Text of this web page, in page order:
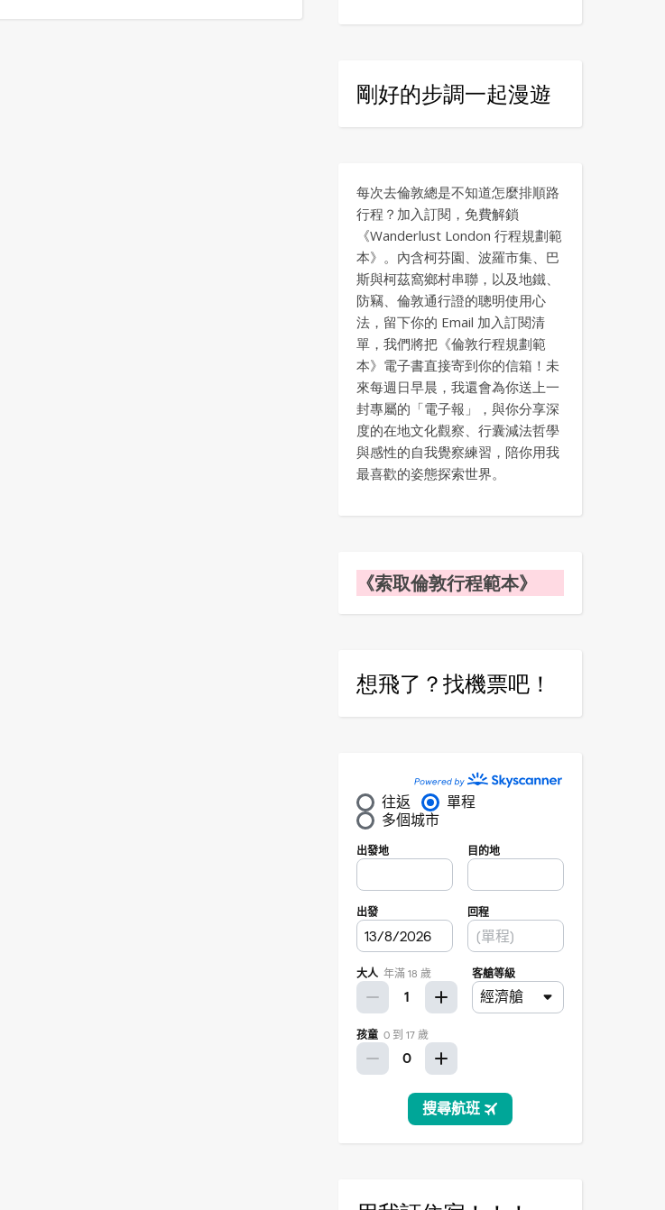
剛好的步調一起漫遊
每次去倫敦總是不知道怎麼排順路
行程？加入訂閱，免費解鎖
《Wanderlust London 行程規劃範
本》。內含柯芬園、波羅市集、巴
斯與柯茲窩鄉村串聯，以及地鐵、
防竊、倫敦通行證的聰明使用心
法，留下你的 Email 加入訂閱清
單，我們將把《倫敦行程規劃範
本》電子書直接寄到你的信箱！未
來每週日早晨，我還會為你送上一
封專屬的「電子報」，與你分享深
度的在地文化觀察、行囊減法哲學
與感性的自我覺察練習，陪你用我
最喜歡的姿態探索世界。
《索取倫敦行程範本》
想飛了？找機票吧！